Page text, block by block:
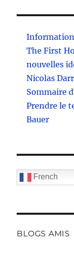
Information
The First
nouvelles
Nicolas
Sommaire
Prendre le
Bauer
French
BLOGS AMIS